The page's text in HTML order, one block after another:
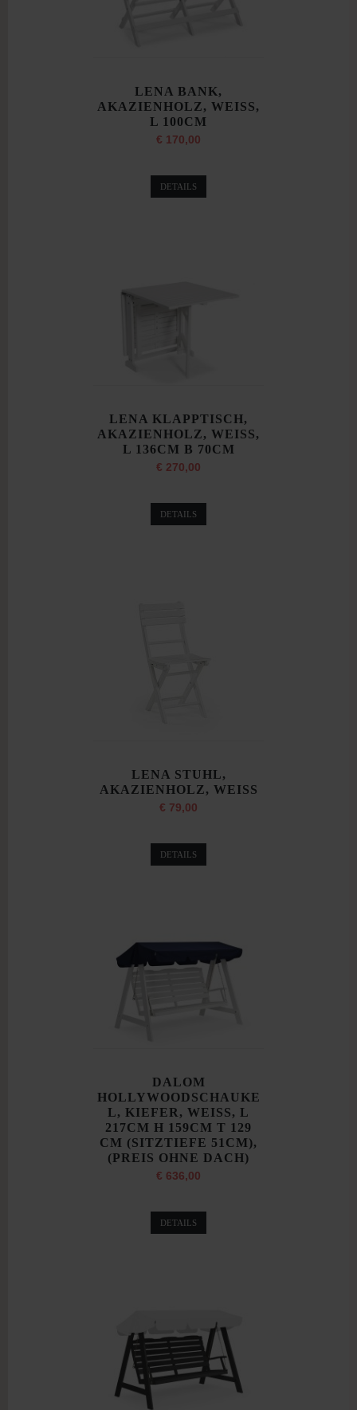
LENA BANK,
AKAZIENHOLZ, WEISS,
L 100CM
€ 170,00
DETAILS
LENA KLAPPTISCH,
AKAZIENHOLZ, WEISS,
L 136CM B 70CM
€ 270,00
DETAILS
LENA STUHL,
AKAZIENHOLZ, WEISS
€ 79,00
DETAILS
DALOM
HOLLYWOODSCHAUKE
L, KIEFER, WEISS, L
217CM H 159CM T 129
CM (SITZTIEFE 51CM),
(PREIS OHNE DACH)
€ 636,00
DETAILS